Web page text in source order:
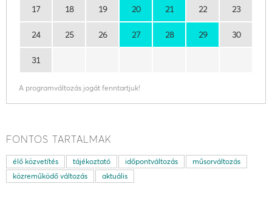
17 18 19 20 21 22 23
24 25 26 27 28 29 30
31
A programváltozás jogát fenntartjuk!
FONTOS TARTALMAK
élő közvetítés tájékoztató időpontváltozás
műsorváltozás
közreműködő változás
aktuális